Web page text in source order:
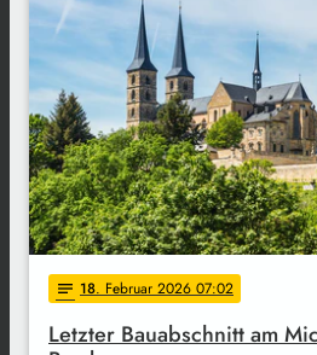
notes 18. Februar 2026 07:02
Letzter Bauabschnitt am